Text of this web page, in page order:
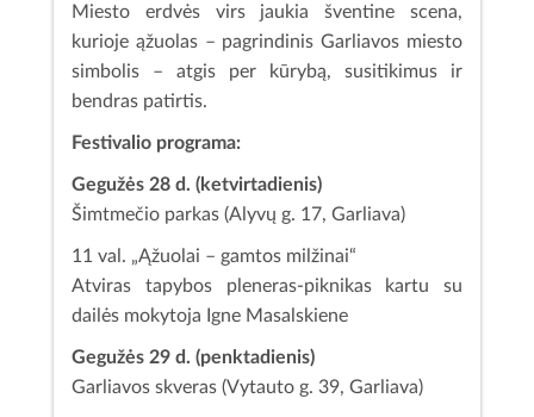
Miesto erdvės virs jaukia šventine scena,
kurioje ąžuolas – pagrindinis Garliavos miesto
simbolis – atgis per kūrybą, susitikimus ir
bendras patirtis.
Festivalio programa:
Gegužės 28 d. (ketvirtadienis)
Šimtmečio parkas (Alyvų g. 17, Garliava)
11 val. „Ąžuolai – gamtos milžinai“
Atviras tapybos pleneras-piknikas kartu su
dailės mokytoja Igne Masalskiene
Gegužės 29 d. (penktadienis)
Garliavos skveras (Vytauto g. 39, Garliava)